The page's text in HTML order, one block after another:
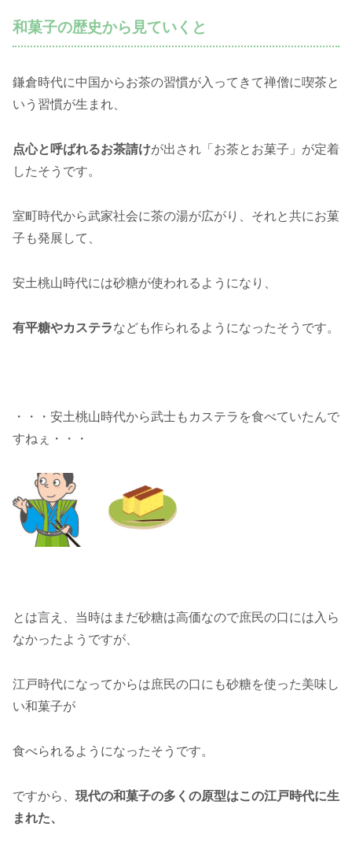
和菓子の歴史から見ていくと
鎌倉時代に中国からお茶の習慣が入ってきて禅僧に喫茶と
いう習慣が生まれ、
点心と呼ばれるお茶請けが出され「お茶とお菓子」が定着
したそうです。
室町時代から武家社会に茶の湯が広がり、それと共にお菓
子も発展して、
安土桃山時代には砂糖が使われるようになり、
有平糖やカステラなども作られるようになったそうです。
・・・安土桃山時代から武士もカステラを食べていたんで
すねぇ・・・
とは言え、当時はまだ砂糖は高価なので庶民の口には入ら
なかったようですが、
江戸時代になってからは庶民の口にも砂糖を使った美味し
い和菓子が
食べられるようになったそうです。
ですから、 現代の和菓子の多くの原型はこの江戸時代に生
まれた、